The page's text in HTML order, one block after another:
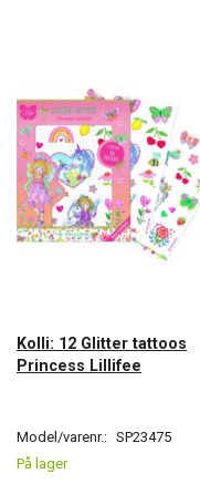
Kolli: 12 Glitter tattoos
Princess Lillifee
Model/varenr.: SP23475
På lager